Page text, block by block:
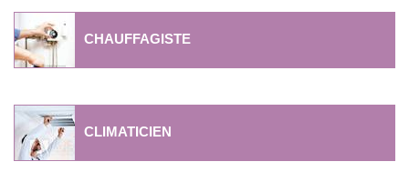
CHAUFFAGISTE
CLIMATICIEN